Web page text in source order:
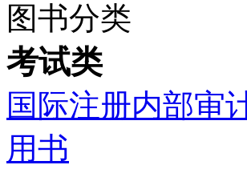
图书分类
考试类
国际注册内部审
用书